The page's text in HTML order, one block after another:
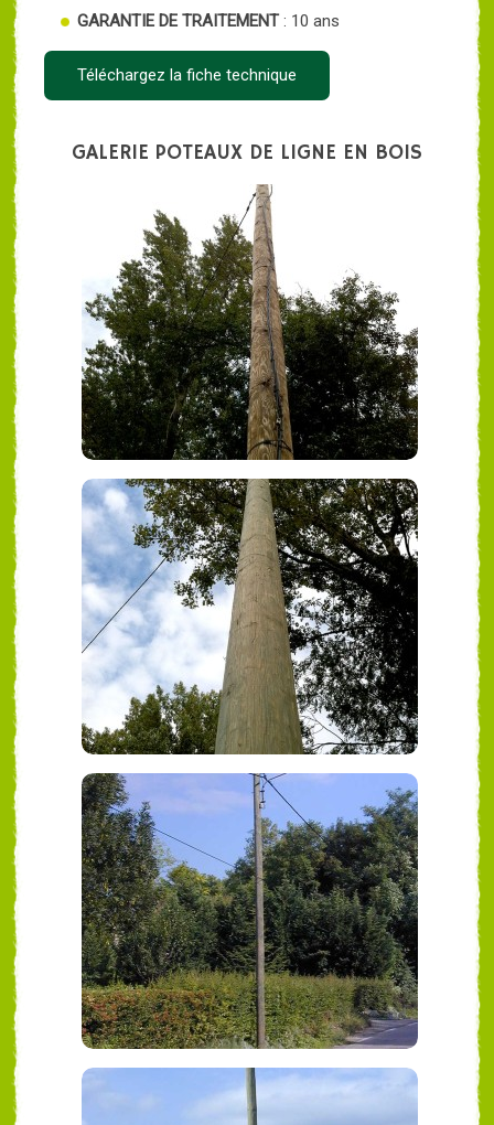
GARANTIE DE TRAITEMENT: 10 ans
Téléchargez la fiche technique
GALERIE POTEAUX DE LIGNE EN BOIS